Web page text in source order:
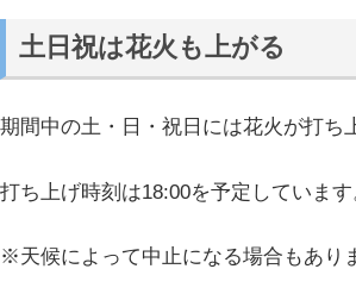
土日祝は花火も上がる
期間中の土・日・祝日には花火が打ち
打ち上げ時刻は18:00を予定しています
※天候によって中止になる場合もあり